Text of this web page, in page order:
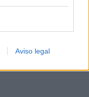
Aviso legal